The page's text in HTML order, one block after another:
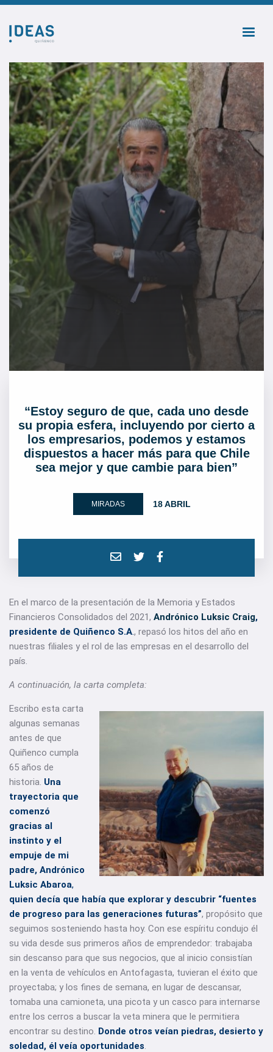
“Estoy seguro de que, cada uno desde
su propia esfera, incluyendo por cierto a
los empresarios, podemos y estamos
dispuestos a hacer más para que Chile
sea mejor y que cambie para bien”
MIRADAS 18 ABRIL
En el marco de la presentación de la Memoria y Estados
Financieros Consolidados del 2021, Andrónico Luksic Craig,
presidente de Quiñenco S.A., repasó los hitos del año en
nuestras filiales y el rol de las empresas en el desarrollo del
país.
A continuación, la carta completa:
Escribo esta carta
algunas semanas
antes de que
Quiñenco cumpla
65 años de
historia. Una
trayectoria que
comenzó
gracias al
instinto y el
empuje de mi
padre, Andrónico
Luksic Abaroa,
quien decía que había que explorar y descubrir “fuentes
de progreso para las generaciones futuras”, propósito que
seguimos sosteniendo hasta hoy. Con ese espíritu condujo él
su vida desde sus primeros años de emprendedor: trabajaba
sin descanso para que sus negocios, que al inicio consistían
en la venta de vehículos en Antofagasta, tuvieran el éxito que
proyectaba; y los fines de semana, en lugar de descansar,
tomaba una camioneta, una picota y un casco para internarse
entre los cerros a buscar la veta minera que le permitiera
encontrar su destino. Donde otros veían piedras, desierto y
soledad, él veía oportunidades.